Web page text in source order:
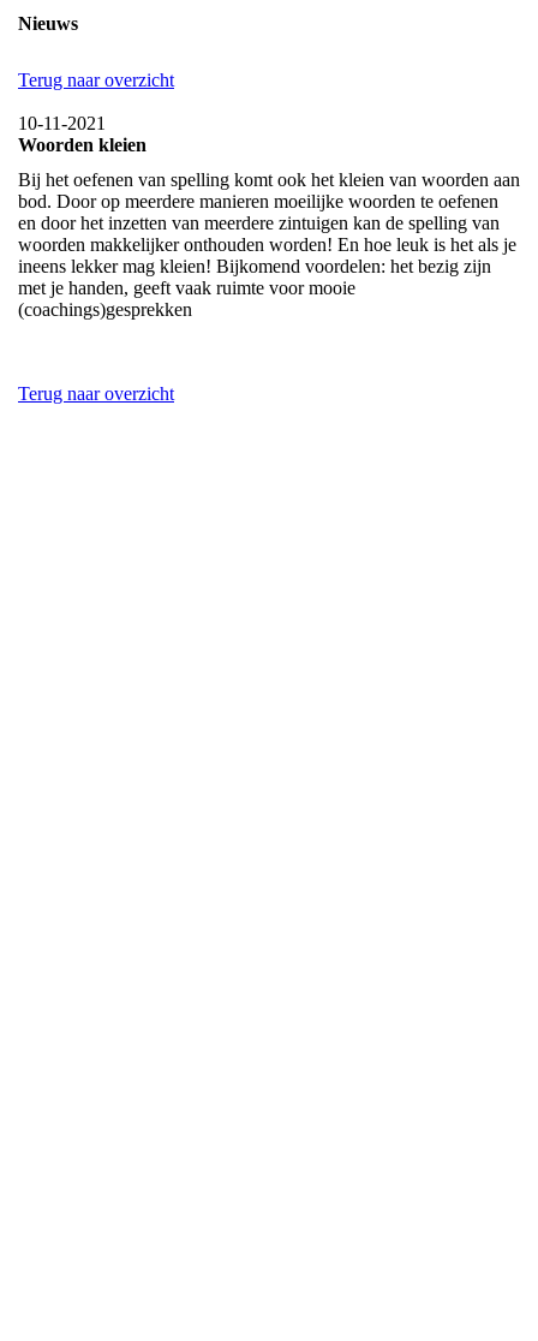
Nieuws
Terug naar overzicht
10-11-2021
Woorden kleien
Bij het oefenen van spelling komt ook het kleien van woorden aan
bod. Door op meerdere manieren moeilijke woorden te oefenen
en door het inzetten van meerdere zintuigen kan de spelling van
woorden makkelijker onthouden worden! En hoe leuk is het als je
ineens lekker mag kleien! Bijkomend voordelen: het bezig zijn
met je handen, geeft vaak ruimte voor mooie
(coachings)gesprekken
Terug naar overzicht